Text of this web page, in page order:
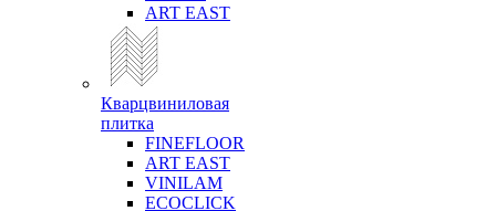
ART EAST
Кварцвиниловая
плитка
FINEFLOOR
ART EAST
VINILAM
ECOCLICK